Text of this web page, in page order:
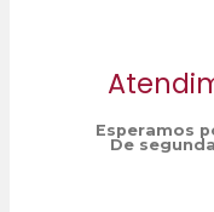
Esperamos
De